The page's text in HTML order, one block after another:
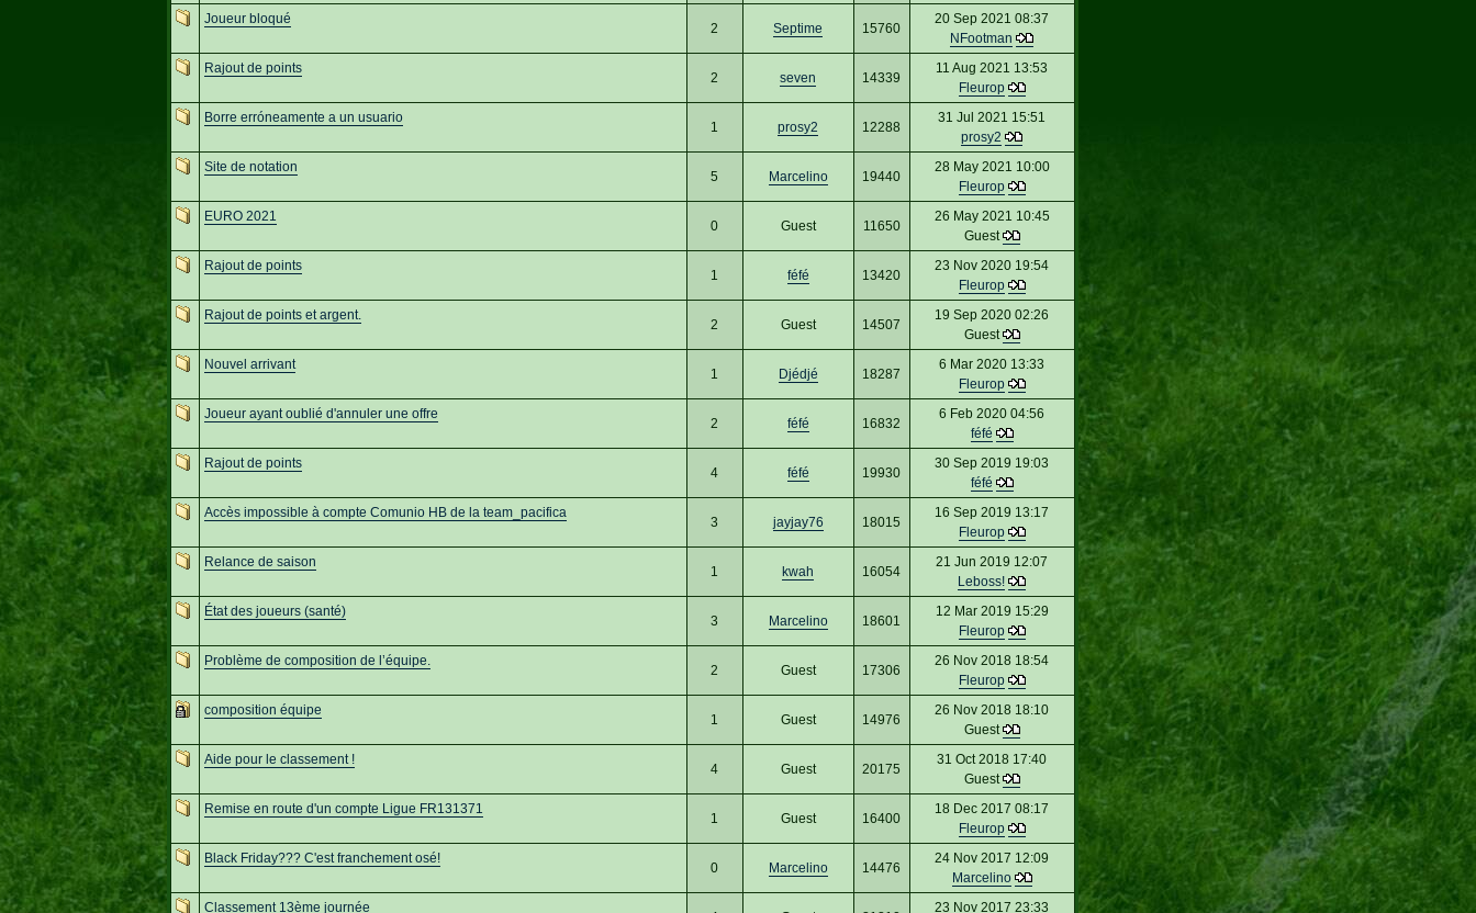
Joueur bloqué
2 Septime 15760
20 Sep 2021 08:37
NFootman
Rajout de points
2 seven 14339
11 Aug 2021 13:53
Fleurop
Borre erróneamente a un usuario
1 prosy2 12288
31 Jul 2021 15:51
prosy2
Site de notation
5 Marcelino 19440
28 May 2021 10:00
Fleurop
EURO 2021
0 Guest 11650
26 May 2021 10:45
Guest
Rajout de points
1 féfé 13420
23 Nov 2020 19:54
Fleurop
Rajout de points et argent.
2 Guest 14507
19 Sep 2020 02:26
Guest
Nouvel arrivant
1 Djédjé 18287
6 Mar 2020 13:33
Fleurop
Joueur ayant oublié d'annuler une offre
2 féfé 16832
6 Feb 2020 04:56
féfé
Rajout de points
4 féfé 19930
30 Sep 2019 19:03
féfé
Accès impossible à compte Comunio HB de la team_pacifica
3 jayjay76 18015
16 Sep 2019 13:17
Fleurop
Relance de saison
1 kwah 16054
21 Jun 2019 12:07
Leboss!
État des joueurs (santé)
3 Marcelino 18601
12 Mar 2019 15:29
Fleurop
Problème de composition de l’équipe.
2 Guest 17306
26 Nov 2018 18:54
Fleurop
composition équipe
1 Guest 14976
26 Nov 2018 18:10
Guest
Aide pour le classement !
4 Guest 20175
31 Oct 2018 17:40
Guest
Remise en route d'un compte Ligue FR131371
1 Guest 16400
18 Dec 2017 08:17
Fleurop
Black Friday??? C'est franchement osé!
0 Marcelino 14476
24 Nov 2017 12:09
Marcelino
Classement 13ème journée
23 Nov 2017 23:33